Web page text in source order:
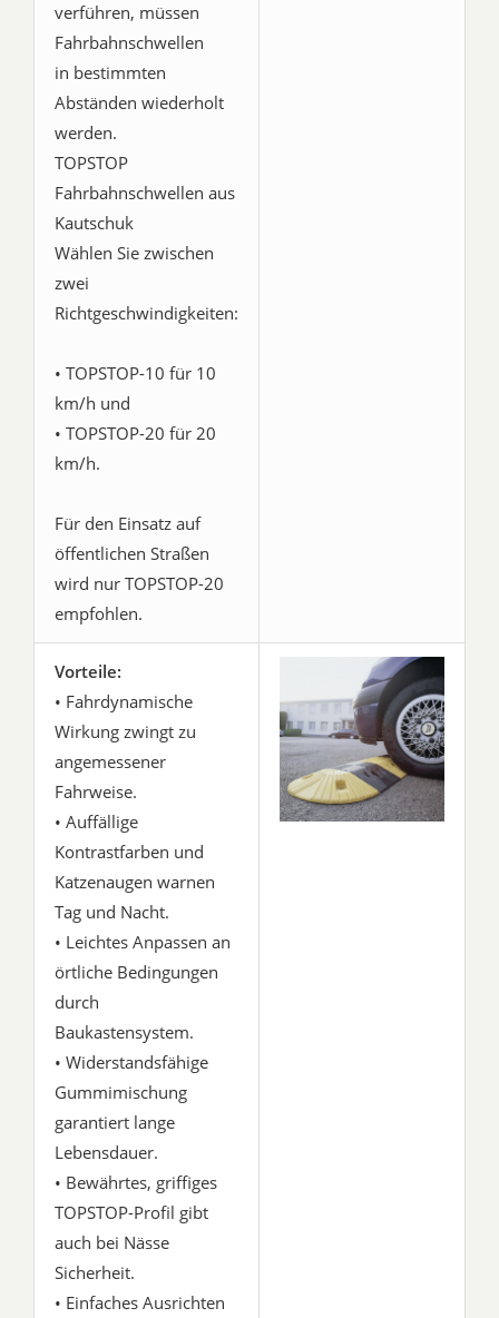
verführen, müssen
Fahrbahnschwellen
in bestimmten
Abständen wiederholt
werden.
TOPSTOP
Fahrbahnschwellen aus
Kautschuk
Wählen Sie zwischen
zwei
Richtgeschwindigkeiten:
• TOPSTOP-10 für 10
km/h und
• TOPSTOP-20 für 20
km/h.
Für den Einsatz auf
öffentlichen Straßen
wird nur TOPSTOP-20
empfohlen.
Vorteile:
• Fahrdynamische
Wirkung zwingt zu
angemessener
Fahrweise.
• Auffällige
Kontrastfarben und
Katzenaugen warnen
Tag und Nacht.
• Leichtes Anpassen an
örtliche Bedingungen
durch
Baukastensystem.
• Widerstandsfähige
Gummimischung
garantiert lange
Lebensdauer.
• Bewährtes, griffiges
TOPSTOP-Profil gibt
auch bei Nässe
Sicherheit.
• Einfaches Ausrichten